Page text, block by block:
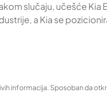
slučaju, učešće Kia
a Kia se
informacija. Sposoban da